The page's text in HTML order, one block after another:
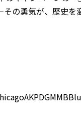
の勇気が、歴史を
AKPDGMMB